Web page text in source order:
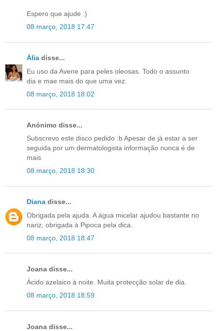
Espero que ajude :)
08 março, 2018 17:47
Ália disse...
Eu uso da Avene para peles oleosas. Todo o assunto
dia e mae mais do que uma vez.
08 março, 2018 18:02
Anónimo disse...
Subscrevo este disco pedido :b Apesar de já estar a ser
seguida por um dermatologista informação nunca é de
mais
08 março, 2018 18:30
Diana disse...
Obrigada pela ajuda. A água micelar ajudou bastante no
nariz, obrigada à Pipoca pela dica.
08 março, 2018 18:47
Joana disse...
Ácido azelaico à noite. Muita protecção solar de dia.
08 março, 2018 18:59
Joana disse...